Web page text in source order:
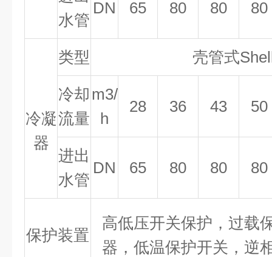
水管
DN 65 80 80 80
冷凝
器
类型 壳管式
冷却
流量
m3/
h
28 36 43 50
进出
水管
DN 65 80 80 80
保护装置
高低压开关保护，过载
器，低温保护开关，逆